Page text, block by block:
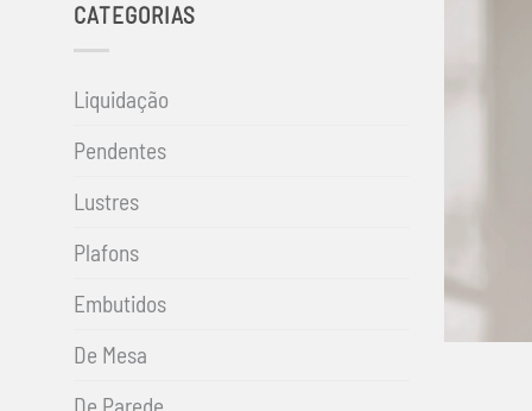
CATEGORIAS
Liquidação
Pendentes
Lustres
Plafons
Embutidos
De Mesa